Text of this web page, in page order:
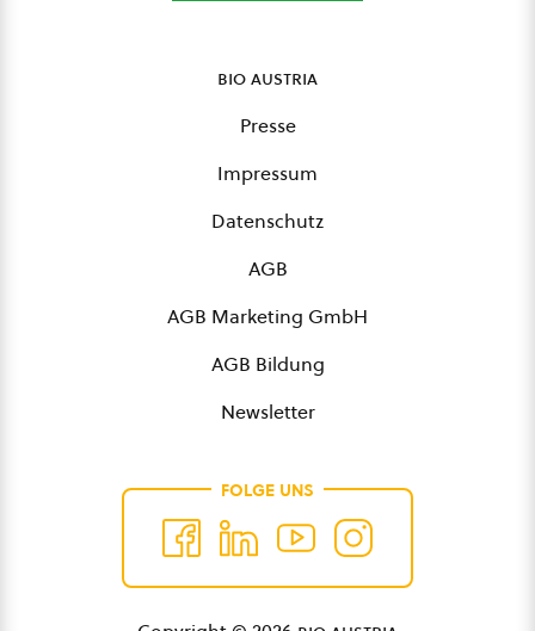
bio austria
Presse
Impressum
Datenschutz
AGB
AGB Marketing GmbH
AGB Bildung
Newsletter
FOLGE UNS